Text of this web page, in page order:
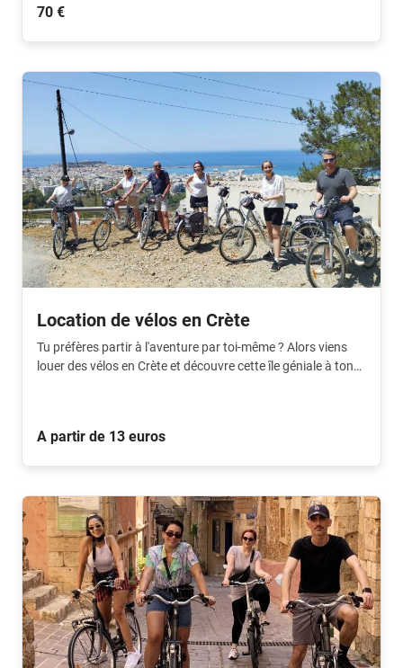
d'Arkadi.
70 €
Location de vélos en Crète
Tu préfères partir à l'aventure par toi-même ? Alors viens
louer des vélos en Crète et découvre cette île géniale à ton
A partir de 13 euros